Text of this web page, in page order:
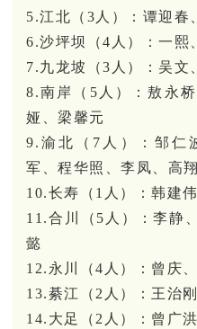
5.江北（3人）：谭迎春
6.沙坪坝（4人）：一熙
7.九龙坡（3人）：吴文
8.南岸（5人）：敖永
娅、梁馨元
9.渝北（7人）：邹仁
军、程华照、李凤、高翔
10.长寿（1人）：韩建伟
11.合川（5人）：李静
懿
12.永川（4人）：曾庆
13.綦江（2人）：王治
14.大足（2人）：曾广